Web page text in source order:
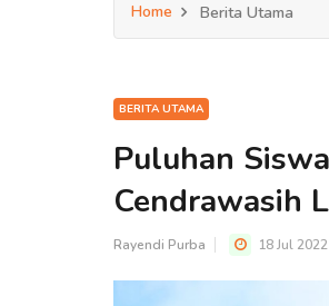
Home Berita Utama
BERITA UTAMA
Puluhan
Cendrawasih
Rayendi Purba 18 Jul